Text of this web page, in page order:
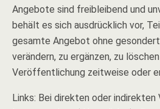
Angebote sind freibleibend und
behält es sich ausdrücklich vor,
gesamte Angebot ohne
verändern, zu ergänzen, zu
Veröffentlichung zeitweise oder
Links: Bei direkten oder